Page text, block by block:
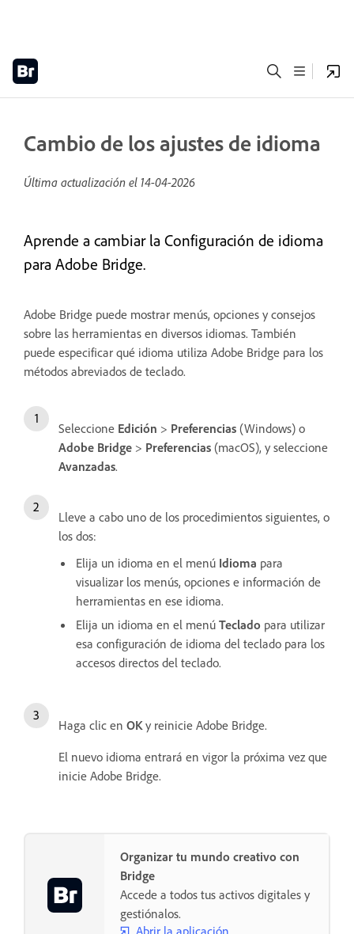
Cambio de los ajustes de idioma
Última actualización el 14-04-2026
Aprende a cambiar la Configuración de idioma
para Adobe Bridge.
Adobe Bridge puede mostrar menús, opciones y consejos
sobre las herramientas en diversos idiomas. También
puede especificar qué idioma utiliza Adobe Bridge para los
métodos abreviados de teclado.
Seleccione Edición > Preferencias (Windows) o
Adobe Bridge > Preferencias (macOS), y seleccione
Avanzadas.
Lleve a cabo uno de los procedimientos siguientes, o
los dos:
Elija un idioma en el menú Idioma para
visualizar los menús, opciones e información de
herramientas en ese idioma.
Elija un idioma en el menú Teclado para utilizar
esa configuración de idioma del teclado para los
accesos directos del teclado.
Haga clic en OKy reinicie Adobe Bridge.
El nuevo idioma entrará en vigor la próxima vez que
inicie Adobe Bridge.
Organizar tu mundo creativo con
Bridge
Accede a todos tus activos digitales y
gestiónalos.
Abrir la aplicación